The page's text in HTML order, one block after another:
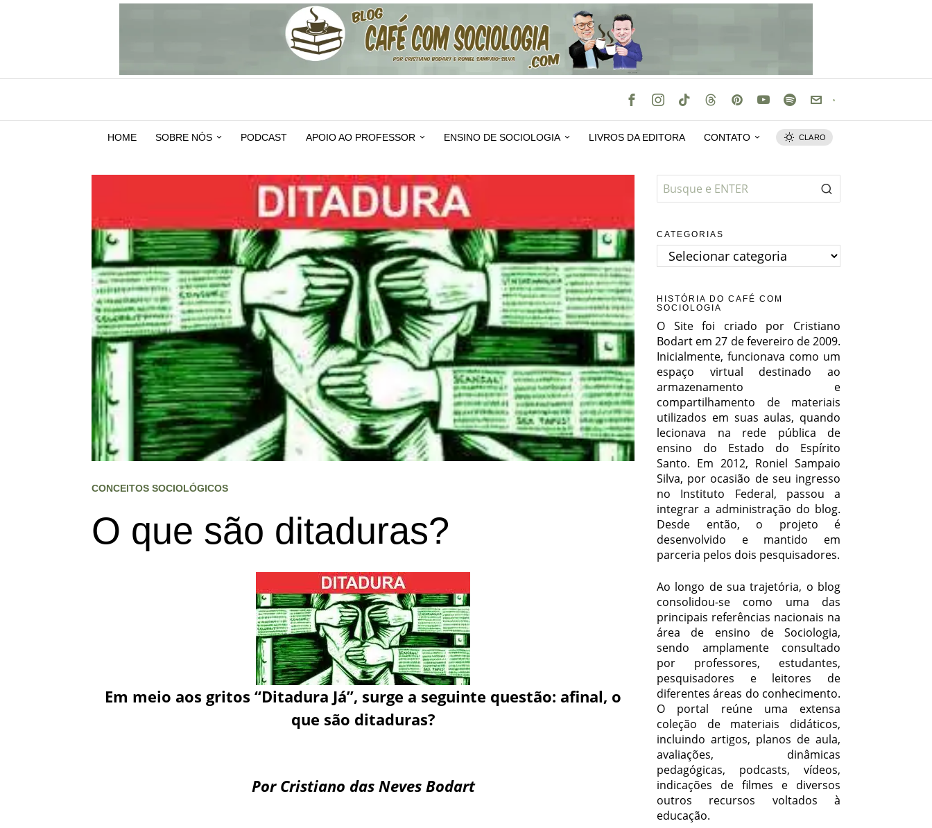
HOME SOBRE NÓS PODCAST APOIO AO PROFESSOR ENSINO DE SOCIOLOGIA LIVROS DA EDITORA CONTATO CLARO
CONCEITOS SOCIOLÓGICOS
O que são ditaduras?
Em meio aos gritos “Ditadura Já”, surge a seguinte questão: afinal, o
que são ditaduras?
Por Cristiano das Neves Bodart
CATEGORIAS
Categorias
HISTÓRIA DO CAFÉ COM
SOCIOLOGIA
O Site foi criado por Cristiano
Bodart em 27 de fevereiro de 2009.
Inicialmente, funcionava como um
espaço virtual destinado ao
armazenamento e
compartilhamento de materiais
utilizados em suas aulas, quando
lecionava na rede pública de
ensino do Estado do Espírito
Santo. Em 2012, Roniel Sampaio
Silva, por ocasião de seu ingresso
no Instituto Federal, passou a
integrar a administração do blog.
Desde então, o projeto é
desenvolvido e mantido em
parceria pelos dois pesquisadores.
Ao longo de sua trajetória, o blog
consolidou-se como uma das
principais referências nacionais na
área de ensino de Sociologia,
sendo amplamente consultado
por professores, estudantes,
pesquisadores e leitores de
diferentes áreas do conhecimento.
O portal reúne uma extensa
coleção de materiais didáticos,
incluindo artigos, planos de aula,
avaliações, dinâmicas
pedagógicas, podcasts, vídeos,
indicações de filmes e diversos
outros recursos voltados à
educação.